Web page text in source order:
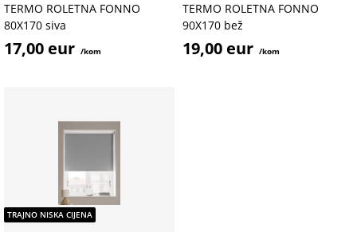
TERMO ROLETNA FONNO
80X170 siva
17,00 eur /kom
TERMO ROLETNA FONNO
90X170 bež
19,00 eur /kom
TRAJNO NISKA CIJENA